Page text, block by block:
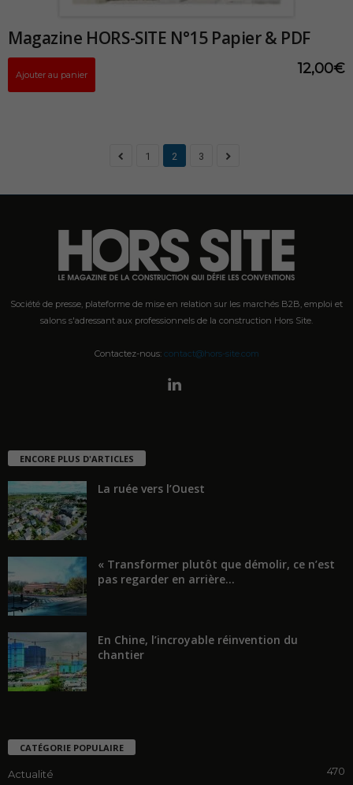
Magazine HORS-SITE N°15 Papier & PDF
12,00€
Ajouter au panier
1 2 3
Société de presse, plateforme de mise en relation sur les marchés B2B, emploi et
salons s'adressant aux professionnels de la construction Hors Site.
Contactez-nous: contact@hors-site.com
ENCORE PLUS D'ARTICLES
La ruée vers l’Ouest
« Transformer plutôt que démolir, ce n’est
pas regarder en arrière...
En Chine, l’incroyable réinvention du
chantier
CATÉGORIE POPULAIRE
Actualité 470